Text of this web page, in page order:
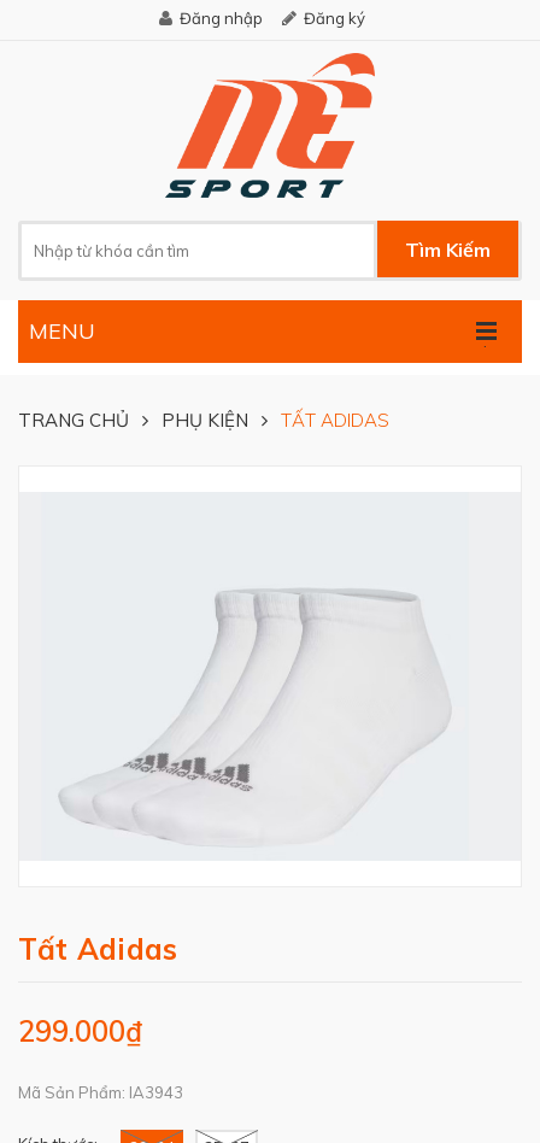
Đăng nhập Đăng ký
Tìm Kiếm
.
MENU
TRANG CHỦ PHỤ KIỆN TẤT ADIDAS
Tất Adidas
299.000₫
Mã Sản Phẩm: IA3943